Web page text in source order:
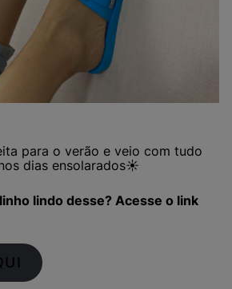
para o verão e veio com tudo
dias ensolarados☀️
lindo desse? Acesse o link